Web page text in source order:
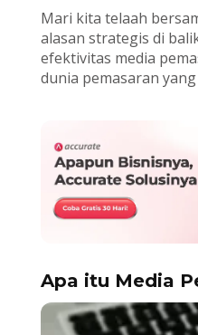
Mari kita telaah
alasan strategis di
efektivitas media
dunia pemasaran
Apa itu Media